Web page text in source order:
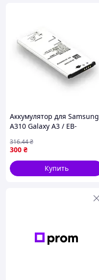
Аккумулятор для Samsung
A310 Galaxy A3 / EB-
(17015741)
300 ₴
316.44₴
Купить